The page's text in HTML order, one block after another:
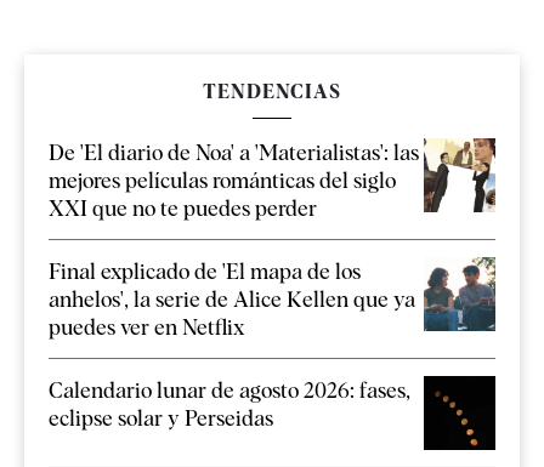
TENDENCIAS
De 'El diario de Noa' a 'Materialistas': las
mejores películas románticas del siglo
XXI que no te puedes perder
Final explicado de 'El mapa de los
anhelos', la serie de Alice Kellen que ya
puedes ver en Netflix
Calendario lunar de agosto 2026: fases,
eclipse solar y Perseidas